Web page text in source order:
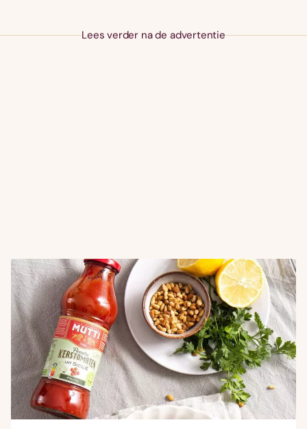
Lees verder na de advertentie